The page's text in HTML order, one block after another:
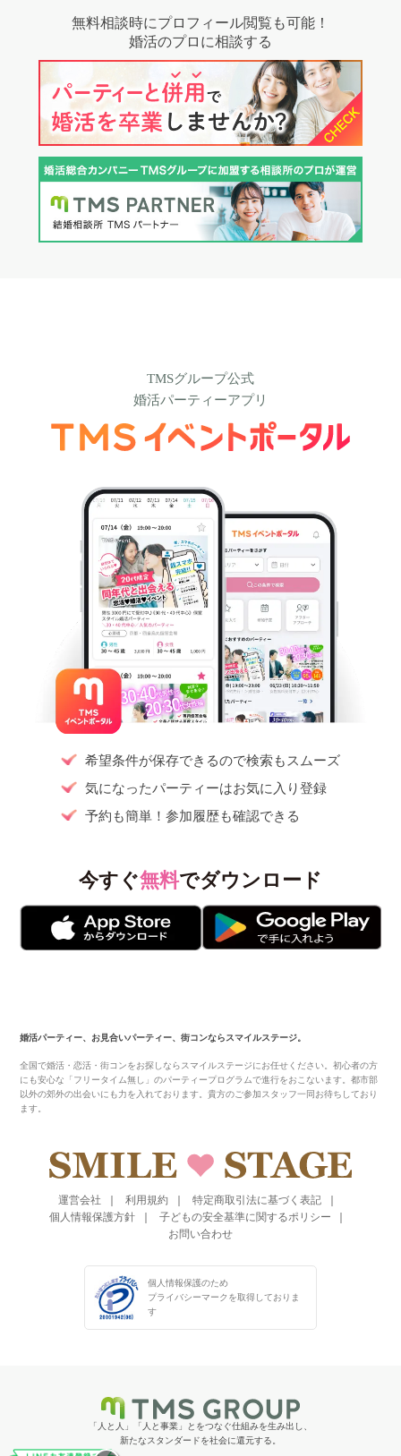
無料相談時にプロフィール閲覧も可能！
婚活のプロに相談する
TMSグループ公式
婚活パーティーアプリ
希望条件が保存できるので検索もスムーズ
気になったパーティーはお気に入り登録
予約も簡単！参加履歴も確認できる
今すぐ無料でダウンロード
婚活パーティー、お見合いパーティー、街コンならスマイルステージ。
全国で婚活・恋活・街コンをお探しならスマイルステージにお任せください。初心者の方
にも安心な「フリータイム無し」のパーティープログラムで進行をおこないます。都市部
以外の郊外の出会いにも力を入れております。貴方のご参加スタッフ一同お待ちしており
ます。
運営会社 利用規約
特定商取引法に基づく表記
個人情報保護方針
子どもの安全基準に関するポリシー
お問い合わせ
個人情報保護のため
プライバシーマークを取得しておりま
す
「人と人」「人と事業」とをつなぐ仕組みを生み出し、
新たなスタンダードを社会に還元する。